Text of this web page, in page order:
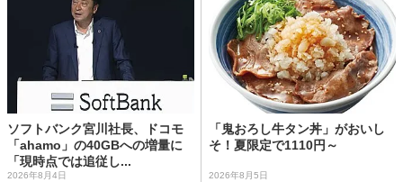
ソフトバンク宮川社長、ドコモ
「ahamo」の40GBへの増量に
「現時点では追従し...
2026年8月4日
「鬼おろし牛タン丼」がおいし
そ！夏限定で1110円～
2026年8月5日